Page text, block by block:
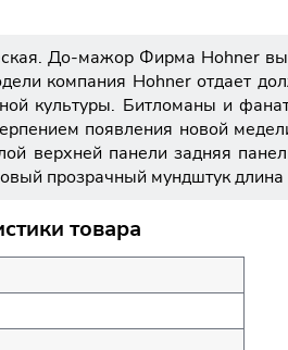
До-мажор Фирма Hohner
компания Hohner отдает
культуры. Битломаны и
появления новой
верхней панели задняя
прозрачный мундштук
товара